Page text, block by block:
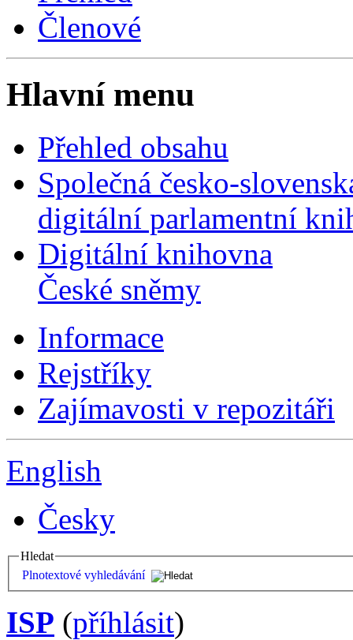
Členové
Hlavní menu
Přehled obsahu
Společná česko-
digitální parlamentní
Digitální knihovna
České sněmy
Informace
Rejstříky
Zajímavosti v repozitáři
English
Česky
Hledat
Plnotextové vyhledávání
ISP (příhlásit)